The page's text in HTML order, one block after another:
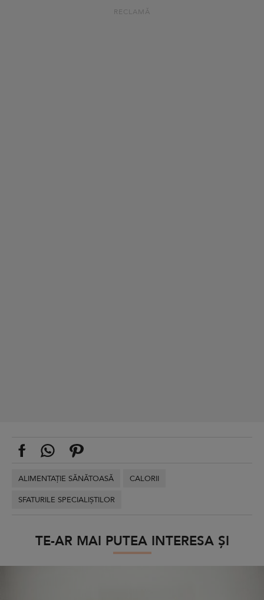
RECLAMĂ
ALIMENTAȚIE SĂNĂTOASĂ
CALORII
SFATURILE SPECIALIȘTILOR
TE-AR MAI PUTEA INTERESA ȘI